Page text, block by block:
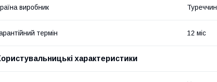
виробник
термін 12 міс
характеристики